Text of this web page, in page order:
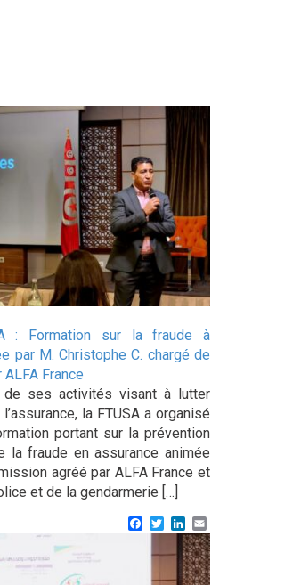
: Formation sur la fraude à
par M. Christophe C. chargé de
France
ses activités visant à lutter
la FTUSA a organisé
portant sur la prévention
la fraude en assurance animée
agréé par ALFA France et
et de la gendarmerie […]
Facebook
TwitterLinkedIn